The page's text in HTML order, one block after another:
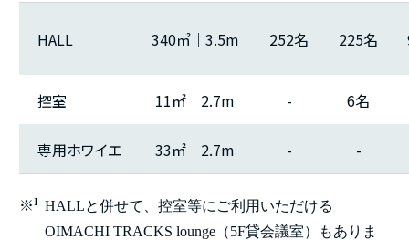
HALL 340㎡｜3.5m 252名 225名
控室 11㎡｜2.7m - 6名
専用ホワイエ 33㎡｜2.7m - -
※1 HALLと併せて、控室等にご利用いただける
OIMACHI TRACKS lounge（5F貸会議室）もありま